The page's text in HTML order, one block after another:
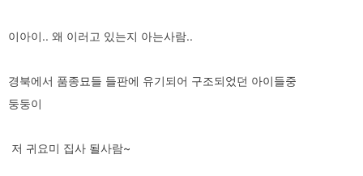
이아이.. 왜 이러고 있는지 아는사람..
경북에서 품종묘들 들판에 유기되어 구조되었던 아이들중
둥둥이
저 귀요미 집사 될사람~